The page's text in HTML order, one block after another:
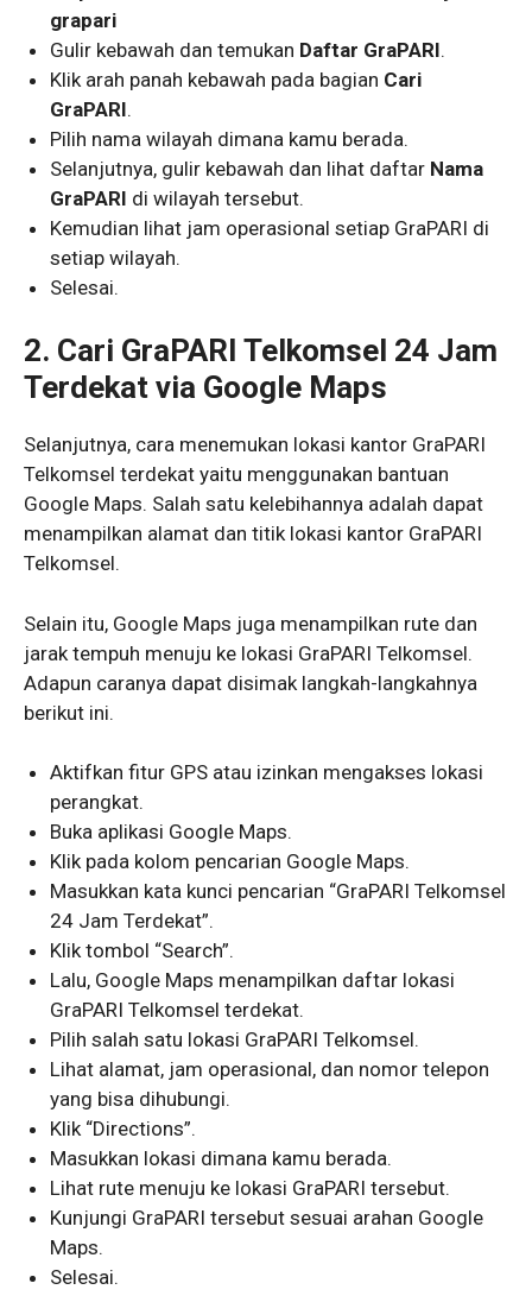
grapari
Gulir kebawah dan temukan Daftar GraPARI.
Klik arah panah kebawah pada bagian Cari
GraPARI.
Pilih nama wilayah dimana kamu berada.
Selanjutnya, gulir kebawah dan lihat daftar Nama
GraPARI di wilayah tersebut.
Kemudian lihat jam operasional setiap GraPARI di
setiap wilayah.
Selesai.
2. Cari GraPARI Telkomsel 24 Jam
Terdekat via Google Maps
Selanjutnya, cara menemukan lokasi kantor GraPARI
Telkomsel terdekat yaitu menggunakan bantuan
Google Maps. Salah satu kelebihannya adalah dapat
menampilkan alamat dan titik lokasi kantor GraPARI
Telkomsel.
Selain itu, Google Maps juga menampilkan rute dan
jarak tempuh menuju ke lokasi GraPARI Telkomsel.
Adapun caranya dapat disimak langkah-langkahnya
berikut ini.
Aktifkan fitur GPS atau izinkan mengakses lokasi
perangkat.
Buka aplikasi Google Maps.
Klik pada kolom pencarian Google Maps.
Masukkan kata kunci pencarian “GraPARI Telkomsel
24 Jam Terdekat”.
Klik tombol “Search”.
Lalu, Google Maps menampilkan daftar lokasi
GraPARI Telkomsel terdekat.
Pilih salah satu lokasi GraPARI Telkomsel.
Lihat alamat, jam operasional, dan nomor telepon
yang bisa dihubungi.
Klik “Directions”.
Masukkan lokasi dimana kamu berada.
Lihat rute menuju ke lokasi GraPARI tersebut.
Kunjungi GraPARI tersebut sesuai arahan Google
Maps.
Selesai.